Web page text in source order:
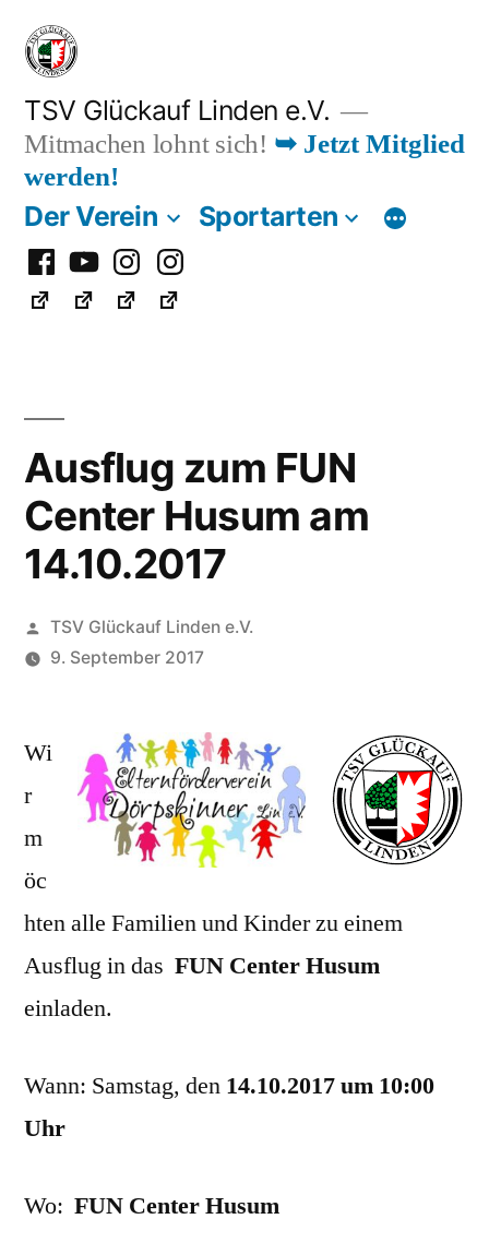
Zum
Inhalt
springen
TSV Glückauf Linden e.V.
Mitmachen lohnt sich! ➥ Jetzt Mitglied
werden!
Der Verein Sportarten
Facebook
YoutubeInstagramInstagram
Fußball
Ausflug zum FUN
Center Husum am
14.10.2017
Veröffentlicht
von
TSV Glückauf Linden e.V.
9. September 2017
Wi
r
m
öc
hten alle Familien und Kinder zu einem
Ausflug in das FUN Center Husum
einladen.
Wann: Samstag, den 14.10.2017 um 10:00
Uhr
Wo: FUN Center Husum